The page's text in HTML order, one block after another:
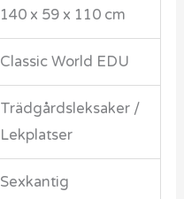
140 x 59 x 110 cm
Classic World EDU
Trädgårdsleksaker /
Lekplatser
Sexkantig